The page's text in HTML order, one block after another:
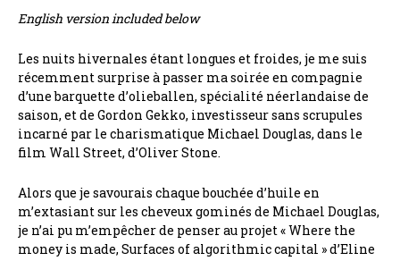
English version included below
Les nuits hivernales étant longues et froides, je me suis
récemment surprise à passer ma soirée en compagnie
d’une barquette d’olieballen, spécialité néerlandaise de
saison, et de Gordon Gekko, investisseur sans scrupules
incarné par le charismatique Michael Douglas, dans le
film Wall Street, d’Oliver Stone.
Alors que je savourais chaque bouchée d’huile en
m’extasiant sur les cheveux gominés de Michael Douglas,
je n’ai pu m’empêcher de penser au projet « Where the
money is made, Surfaces of algorithmic capital » d’Eline